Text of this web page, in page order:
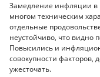
Замедление инфляции в
многом техническим
отдельные
неустойчиво, что видно
Повысились и
совокупности
ужесточать.